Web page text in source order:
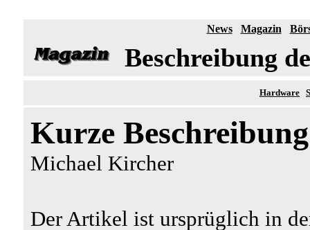
News Magazin
Beschreibung
Hardware
Kurze
Michael Kircher
Der Artikel ist ursprüglich in